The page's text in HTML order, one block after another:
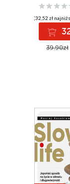
(32,52 zł
39.90zł